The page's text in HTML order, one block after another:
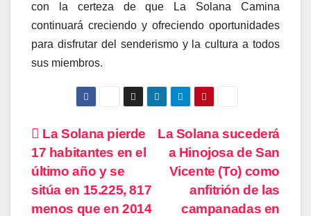
con la certeza de que La Solana Camina
continuará creciendo y ofreciendo oportunidades
para disfrutar del senderismo y la cultura a todos
sus miembros.
Navegación
de
entradas
La Solana sucederá
a Hinojosa de San
Vicente (To) como
anfitrión de las
campanadas en
La Solana pierde
17 habitantes en el
último año y se
sitúa en 15.225, 817
menos que en 2014